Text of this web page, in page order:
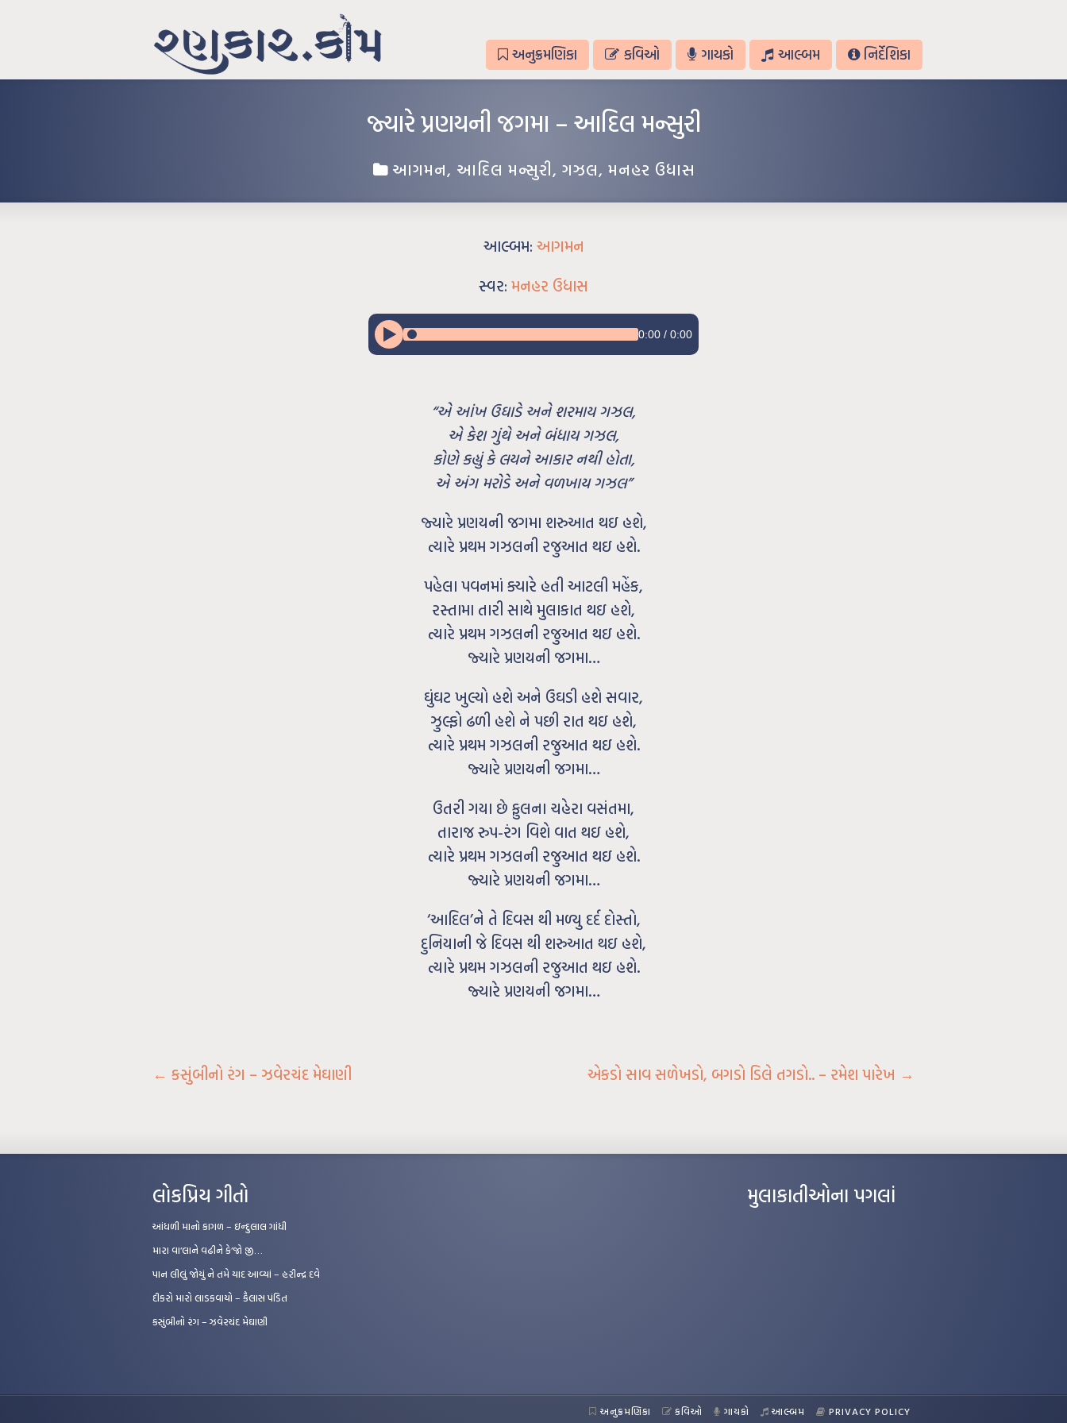
અનુક્રમણિકા કવિઓ ગાયકો આલ્બમ નિર્દેશિકા
જ્યારે પ્રણયની જગમા – આદિલ મન્સુરી
આગમન, આદિલ મન્સુરી, ગઝલ, મનહર ઉધાસ
આલ્બમ: આગમન
સ્વર: મનહર ઉધાસ
0:00 / 0:00
“એ આંખ ઉઘાડે અને શરમાય ગઝલ,
એ કેશ ગુંથે અને બંધાય ગઝલ,
કોણે કહ્યું કે લયને આકાર નથી હોતા,
એ અંગ મરોડે અને વળખાય ગઝલ”
જ્યારે પ્રણયની જગમા શરુઆત થઇ હશે,
ત્યારે પ્રથમ ગઝલની રજુઆત થઇ હશે.
પહેલા પવનમાં ક્યારે હતી આટલી મહેંક,
રસ્તામા તારી સાથે મુલાકાત થઇ હશે,
ત્યારે પ્રથમ ગઝલની રજુઆત થઇ હશે.
જ્યારે પ્રણયની જગમા…
ઘુંઘટ ખુલ્યો હશે અને ઉઘડી હશે સવાર,
ઝુલ્ફો ઢળી હશે ને પછી રાત થઇ હશે,
ત્યારે પ્રથમ ગઝલની રજુઆત થઇ હશે.
જ્યારે પ્રણયની જગમા…
ઉતરી ગયા છે ફુલના ચહેરા વસંતમા,
તારાજ રુપ-રંગ વિશે વાત થઇ હશે,
ત્યારે પ્રથમ ગઝલની રજુઆત થઇ હશે.
જ્યારે પ્રણયની જગમા…
‘આદિલ’ને તે દિવસ થી મળ્યુ દર્દ દોસ્તો,
દુનિયાની જે દિવસ થી શરુઆત થઇ હશે,
ત્યારે પ્રથમ ગઝલની રજુઆત થઇ હશે.
જ્યારે પ્રણયની જગમા…
← કસુંબીનો રંગ – ઝવેરચંદ મેઘાણી એકડો સાવ સળેખડો, બગડો ડિલે તગડો.. – રમેશ પારેખ →
લોકપ્રિય ગીતો
આંધળી માનો કાગળ – ઇન્દુલાલ ગાંધી
મારા વા’લાને વઢીને કે’જો જી…
પાન લીલું જોયું ને તમે યાદ આવ્યાં – હરીન્દ્ર દવે
દીકરો મારો લાડકવાયો – કૈલાસ પંડિત
કસુંબીનો રંગ – ઝવેરચંદ મેઘાણી
મુલાકાતીઓના પગલાં
અનુક્રમણિકા કવિઓ ગાયકો આલ્બમ PRIVACY POLICY